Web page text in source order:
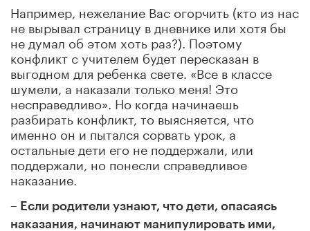
Например, нежелание Вас огорчить (кто из нас
не вырывал страницу в дневнике или хотя бы
не думал об этом хоть раз?). Поэтому
конфликт с учителем будет пересказан в
выгодном для ребенка свете. «Все в классе
шумели, а наказали только меня! Это
несправедливо». Но когда начинаешь
разбирать конфликт, то выясняется, что
именно он и пытался сорвать урок, а
остальные дети его не поддержали, или
поддержали, но понесли справедливое
наказание.
– Если родители узнают, что дети, опасаясь
наказания, начинают манипулировать ими,